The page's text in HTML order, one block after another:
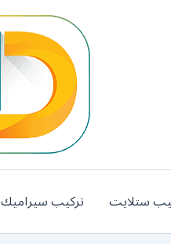
ستلايت تركيب سيراميك